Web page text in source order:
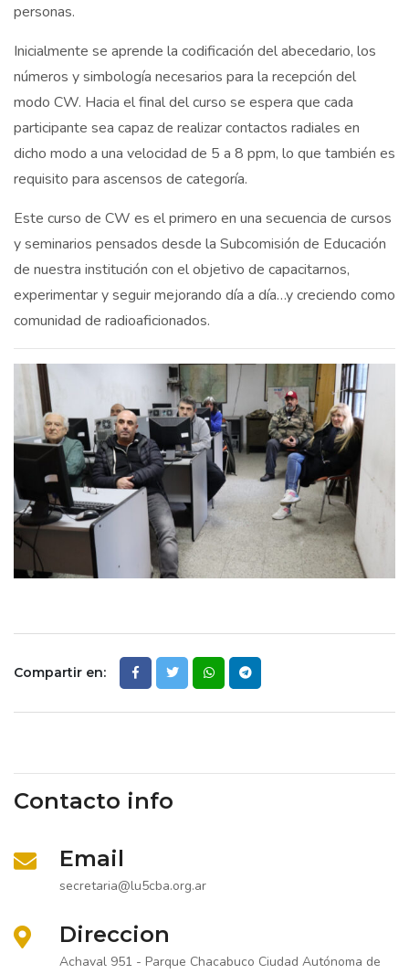
personas.
Inicialmente se aprende la codificación del abecedario, los
números y simbología necesarios para la recepción del
modo CW. Hacia el final del curso se espera que cada
participante sea capaz de realizar contactos radiales en
dicho modo a una velocidad de 5 a 8 ppm, lo que también es
requisito para ascensos de categoría.
Este curso de CW es el primero en una secuencia de cursos
y seminarios pensados desde la Subcomisión de Educación
de nuestra institución con el objetivo de capacitarnos,
experimentar y seguir mejorando día a día…y creciendo como
comunidad de radioaficionados.
Compartir en:
Contacto info
Email
secretaria@lu5cba.org.ar
Direccion
Achaval 951 - Parque Chacabuco Ciudad Autónoma de